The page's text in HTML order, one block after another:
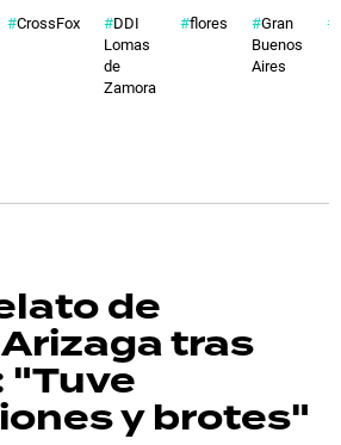
CrossFox
DDI
Lomas
de
Zamora
flores
Gran
Buenos
Aires
de
tras
"Tuve
y brotes"